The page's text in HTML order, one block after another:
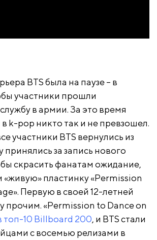
BTS была на паузе – в
участники прошли
в армии. За это время
k-pop никто так и не превзошел.
участники BTS вернулись из
принялись за запись нового
скрасить фанатам ожидание,
«живую» пластинку «Permission
Первую в своей 12-летней
прочим. «Permission to Dance on
топ-10 Billboard 200, и BTS стали
с восемью релизами в